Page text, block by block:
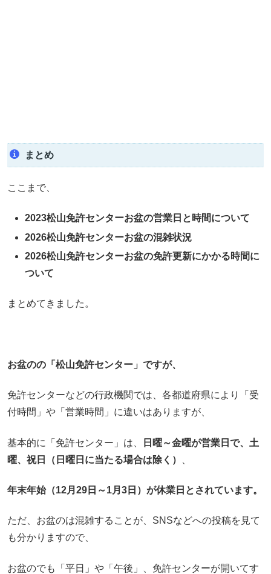
まとめ
ここまで、
2023松山免許センターお盆の営業日と時間について
2026松山免許センターお盆の混雑状況
2026松山免許センターお盆の免許更新にかかる時間に
ついて
まとめてきました。
お盆のの「松山免許センター」ですが、
免許センターなどの行政機関では、各都道府県により「受
付時間」や「営業時間」に違いはありますが、
基本的に「免許センター」は、
日曜～金曜が営業日で、土
曜、祝日（日曜日に当たる場合は除く）
年末年始（12月29日～1月3日）が休業日とされています。
ただ、お盆のは混雑することが、SNSなどへの投稿を見て
も分かりますので、
お盆のでも「平日」や「午後」、免許センターが開いてす